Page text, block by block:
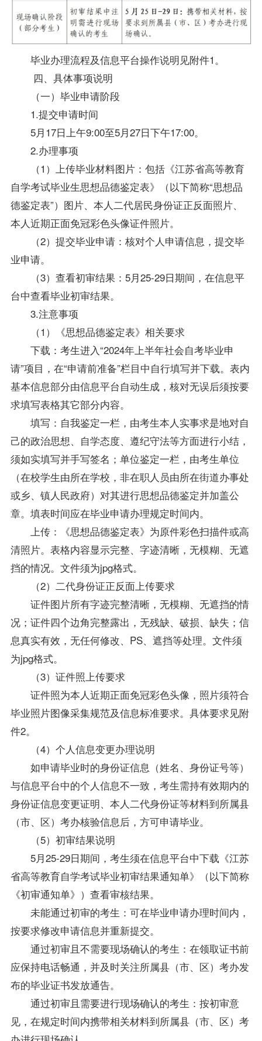
毕业办理流程及信息平台操作说明见附件1。
四、具体事项说明
（一）毕业申请阶段
1.提交申请时间
5月17日上午9:00至5月27日下午17:00。
2.办理事项
（1）上传毕业材料图片：包括《江苏省高等教育
自学考试毕业生思想品德鉴定表》（以下简称“思想品
德鉴定表”）图片、本人二代居民身份证正反面照片、
本人近期正面免冠彩色头像证件照片。
（2）提交毕业申请：核对个人申请信息，提交毕
业申请。
（3）查看初审结果：5月25-29日期间，在信息平
台中查看毕业初审结果。
3.注意事项
（1）《思想品德鉴定表》相关要求
下载：考生进入“2024年上半年社会自考毕业申
请”项目，在“申请前准备”栏目中自行填写并下载。表内
基本信息部分由信息平台自动生成，核对无误后须按要
求填写表格其它部分内容。
填写：自我鉴定一栏，由考生本人实事求是地对自
己的政治思想、自学态度、遵纪守法等方面进行小结，
须如实填写并手写签名；单位鉴定一栏，由考生单位
（在校学生由所在学校，非在职人员由所在街道办事处
或乡、镇人民政府）对其进行思想品德鉴定并加盖公
章。填表时间应在毕业申请办理规定时间内。
上传：《思想品德鉴定表》为原件彩色扫描件或高
清照片。表格内容显示完整、字迹清晰，无模糊、无遮
挡的情况。文件须为jpg格式。
（2）二代身份证正反面上传要求
证件图片所有字迹完整清晰，无模糊、无遮挡的情
况；证件四个边角完整露出，无残缺、破损、缺失；信
息真实有效，无任何修改、PS、遮挡等处理。文件须
为jpg格式。
（3）证件照上传要求
证件照为本人近期正面免冠彩色头像，照片须符合
毕业照片图像采集规范及信息标准要求。具体要求见附
件2。
（4）个人信息变更办理说明
如申请毕业时的身份证信息（姓名、身份证号等）
与信息平台中的个人信息不一致，考生需持有效期内的
身份证信息变更证明、本人二代身份证等材料到所属县
（市、区）考办核验信息后，方可申请毕业。
（5）初审结果说明
5月25-29日期间，考生须在信息平台中下载《江苏
省高等教育自学考试毕业初审结果通知单》（以下简称
《初审通知单》）查看审核结果。
未能通过初审的考生：可在毕业申请办理时间内，
按要求修改申请信息并重新提交。
通过初审且不需要现场确认的考生：在领取证书前
应保持电话畅通，并及时关注所属县（市、区）考办发
布的毕业证书发放通告。
通过初审且需要进行现场确认的考生：按初审意
见，在规定时间内携带相关材料到所属县（市、区）考